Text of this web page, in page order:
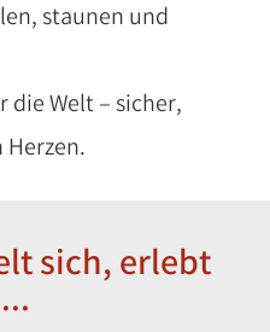
staunen und
die Welt – sicher,
sich, erlebt